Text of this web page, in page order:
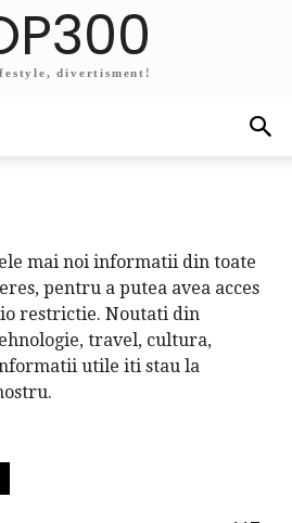
divertisment!
mai noi informatii din toate
pentru a putea avea acces
restrictie. Noutati din
travel, cultura,
utile iti stau la